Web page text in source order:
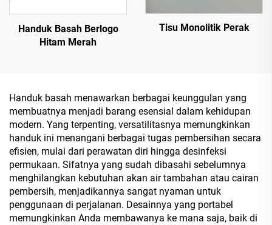
Handuk Basah Berlogo
Hitam Merah
Tisu Monolitik Perak
Handuk basah menawarkan berbagai keunggulan yang
membuatnya menjadi barang esensial dalam kehidupan
modern. Yang terpenting, versatilitasnya memungkinkan
handuk ini menangani berbagai tugas pembersihan secara
efisien, mulai dari perawatan diri hingga desinfeksi
permukaan. Sifatnya yang sudah dibasahi sebelumnya
menghilangkan kebutuhan akan air tambahan atau cairan
pembersih, menjadikannya sangat nyaman untuk
penggunaan di perjalanan. Desainnya yang portabel
memungkinkan Anda membawanya ke mana saja, baik di